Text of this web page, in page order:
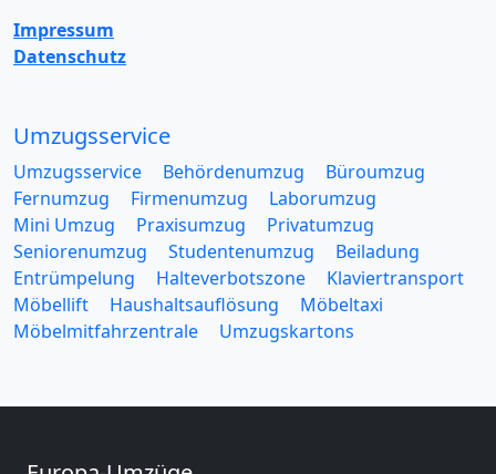
Impressum
Datenschutz
Umzugsservice
Umzugsservice Behördenumzug
Büroumzug
Fernumzug
Firmenumzug
Laborumzug
Mini Umzug
Praxisumzug
Privatumzug
Seniorenumzug
Studentenumzug
Beiladung
Entrümpelung
Halteverbotszone
Klaviertransport
Möbellift
Haushaltsauflösung
Möbeltaxi
Möbelmitfahrzentrale
Umzugskartons